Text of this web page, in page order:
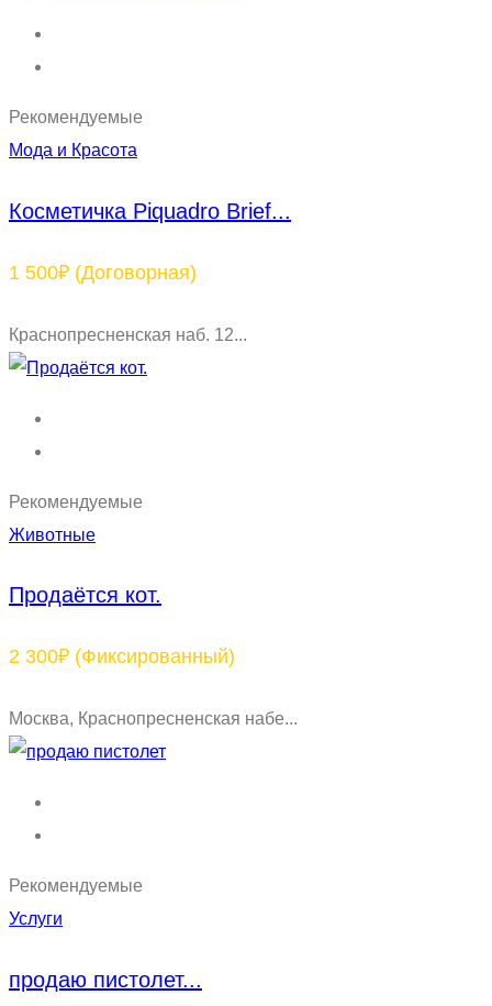
Рекомендуемые
Мода и Красота
Косметичка Piquadro Brief...
1 500₽ (Договорная)
Краснопресненская наб. 12...
Рекомендуемые
Животные
Продаётся кот.
2 300₽ (Фиксированный)
Москва, Краснопресненская набе...
Рекомендуемые
Услуги
продаю пистолет...